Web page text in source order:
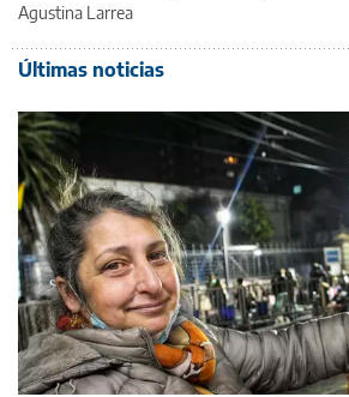
Agustina Larrea
Últimas noticias